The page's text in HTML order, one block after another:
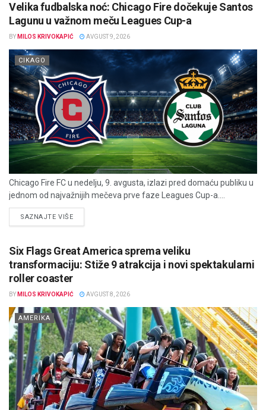
Velika fudbalska noć: Chicago Fire dočekuje Santos
Lagunu u važnom meču Leagues Cup-a
BY MILOS KRIVOKAPIĆ AVGUST 9, 2026
CIKAGO
Chicago Fire FC u nedelju, 9. avgusta, izlazi pred domaću publiku u
jednom od najvažnijih mečeva prve faze Leagues Cup-a....
SAZNAJTE VIŠEDETAILS
Six Flags Great America sprema veliku
transformaciju: Stiže 9 atrakcija i novi spektakularni
roller coaster
BY MILOS KRIVOKAPIĆ AVGUST 8, 2026
AMERIKA